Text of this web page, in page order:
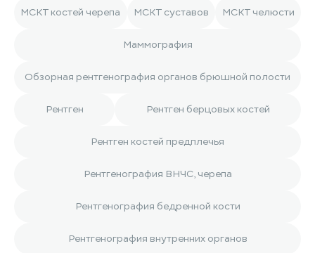
МСКТ костей черепа МСКТ суставов МСКТ челюсти
Маммография
Обзорная рентгенография органов брюшной полости
Рентген Рентген берцовых костей
Рентген костей предплечья
Рентгенография ВНЧС, черепа
Рентгенография бедренной кости
Рентгенография внутренних органов